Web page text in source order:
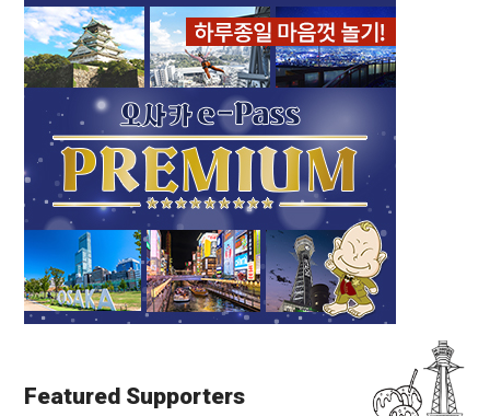
Featured Supporters